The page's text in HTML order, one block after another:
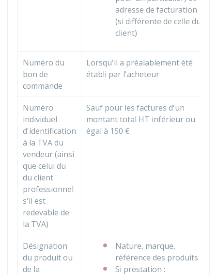
adresse de facturation
(si différente de celle du
client)
Numéro du
bon de
commande
Lorsqu'il a préalablement été
établi par l'acheteur
Numéro
individuel
d'identification
à la TVAdu
vendeur (ainsi
que celui du
du client
professionnel
s'il est
redevable de
la TVA)
Sauf pour les factures d'un
montant total HT inférieur ou
égal à 150 €
Désignation
du produit ou
de la
Nature, marque,
référence des produits
Si prestation :